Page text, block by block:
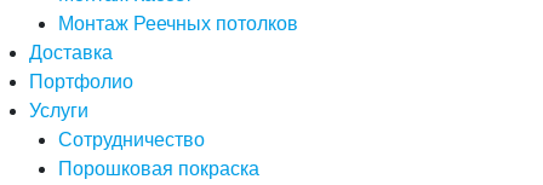
Монтаж Реечных потолков
Доставка
Портфолио
Услуги
Сотрудничество
Порошковая покраска